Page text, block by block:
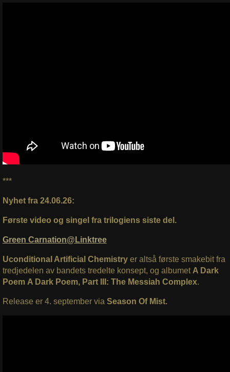
***
Nyhet fra 24.06.26:
Første video og singel fra trilogiens siste del.
Green Carnation@Linktree
Uconditional Artificial Chemistryer altså første smakebit fra
tredjedelen av bandets tredelte konsept, og albumet A Dark
Poem A Dark Poem, Part III: The Messiah Complex.
Release er 4. september via Season Of Mist.